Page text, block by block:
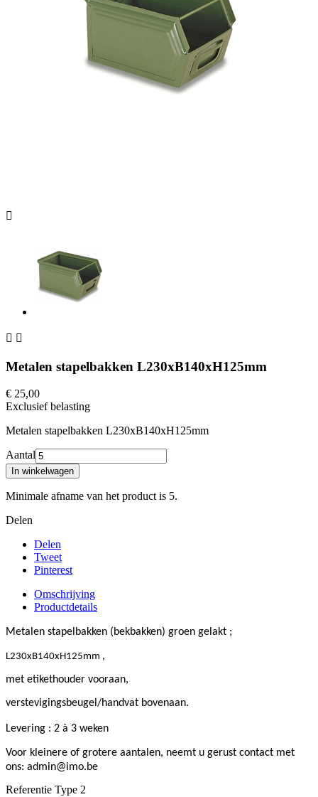

 
Metalen stapelbakken L230xB140xH125mm
€ 25,00
Exclusief belasting
Metalen stapelbakken L230xB140xH125mm
Aantal
In winkelwagen
Minimale afname van het product is 5.
Delen
Delen
Tweet
Pinterest
Omschrijving
Productdetails
Metalen stapelbakken (bekbakken) groen gelakt ;
L230xB140xH125mm ,
met etikethouder vooraan,
verstevigingsbeugel/handvat bovenaan.
Levering : 2 à 3 weken
Voor kleinere of grotere aantalen, neemt u gerust contact met
ons: admin@imo.be
Referentie Type 2